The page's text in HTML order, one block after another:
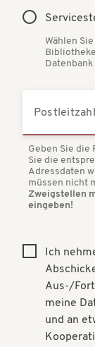
Wählen
Geben Sie die
Sie die
Adressdaten
müssen nicht
Zweigstellen
eingeben!
Ich
Aus-/
meine
und an